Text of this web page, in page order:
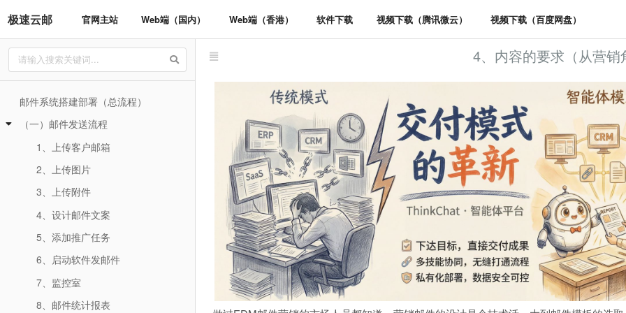
极速云邮 官网主站 Web端（国内） Web端（香港） 软件下载 视频下载（腾讯微云） 视频下载（百度网盘）
邮件系统搭建部署（总流程）
（一）邮件发送流程
1、上传客户邮箱
2、上传图片
3、上传附件
4、设计邮件文案
5、添加推广任务
6、启动软件发邮件
7、监控室
8、邮件统计报表
4、内容的要求（从营销